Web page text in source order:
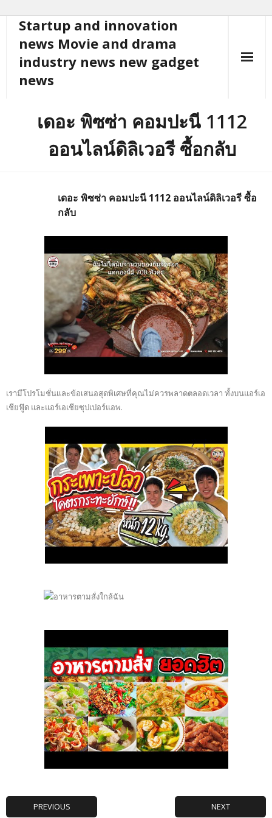
content
Startup and innovation
news Movie and drama
industry news new gadget
news
เดอะ พิซซ่า คอมปะนี 1112
ออนไลน์ดิลิเวอรี ซื้อกลับ
เดอะ พิซซ่า คอมปะนี 1112 ออนไลน์ดิลิเวอรี ซื้อ
กลับ
เรามีโปรโมชั่นเเละข้อเสนอสุดพิเศษที่คุณไม่ควรพลาดตลอดเวลา ทั้งบนแอร์เอ
เชียฟู๊ด และแอร์เอเชียซุปเปอร์แอพ.
PREVIOUS NEXT